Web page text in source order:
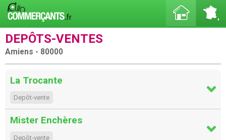
DEPÔTS-VENTES
Amiens - 80000
La Trocante
Depôt-vente
Mister Enchères
Depôt-vente